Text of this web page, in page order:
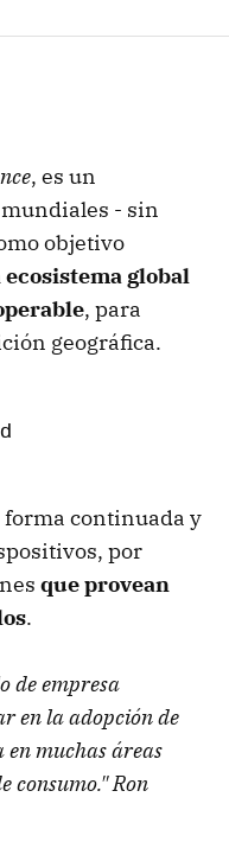
, es un
- sin
objetivo
global
, para
geográfica.
continuada y
por
que provean
.
de empresa
en la adopción de
en muchas áreas
consumo." Ron